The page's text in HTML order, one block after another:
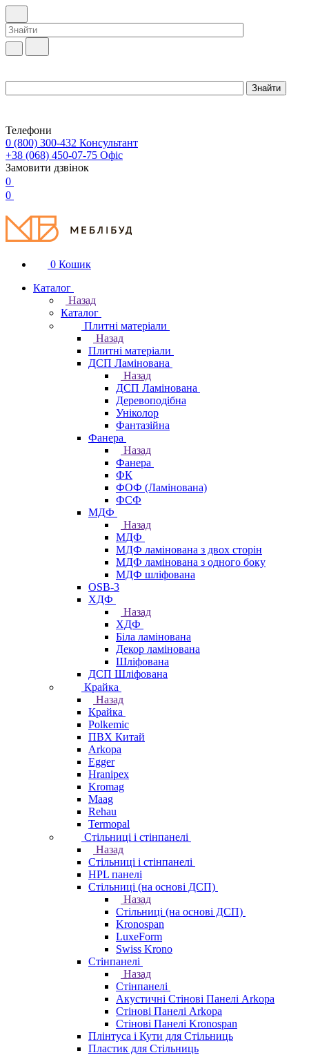
Телефони
0 (800) 300-432 Консультант
+38 (068) 450-07-75 Офіс
Замовити дзвінок
0
0
0 Кошик
Каталог
Назад
Каталог
Плитні матеріали
Назад
Плитні матеріали
ДСП Ламінована
Назад
ДСП Ламінована
Деревоподібна
Уніколор
Фантазійна
Фанера
Назад
Фанера
ФК
ФОФ (Ламінована)
ФСФ
МДФ
Назад
МДФ
МДФ ламінована з двох сторін
МДФ ламінована з одного боку
МДФ шліфована
OSB-3
ХДФ
Назад
ХДФ
Біла ламінована
Декор ламінована
Шліфована
ДСП Шліфована
Крайка
Назад
Крайка
Polkemic
ПВХ Китай
Arkopa
Egger
Hranipex
Kromag
Maag
Rehau
Termopal
Стільниці і стінпанелі
Назад
Стільниці і стінпанелі
HPL панелі
Стільниці (на основі ДСП)
Назад
Стільниці (на основі ДСП)
Kronospan
LuxeForm
Swiss Krono
Стінпанелі
Назад
Стінпанелі
Акустичні Стінові Панелі Аrkopa
Стінові Панелі Arkopa
Стінові Панелі Kronospan
Плінтуса і Кути для Стільниць
Пластик для Стільниць